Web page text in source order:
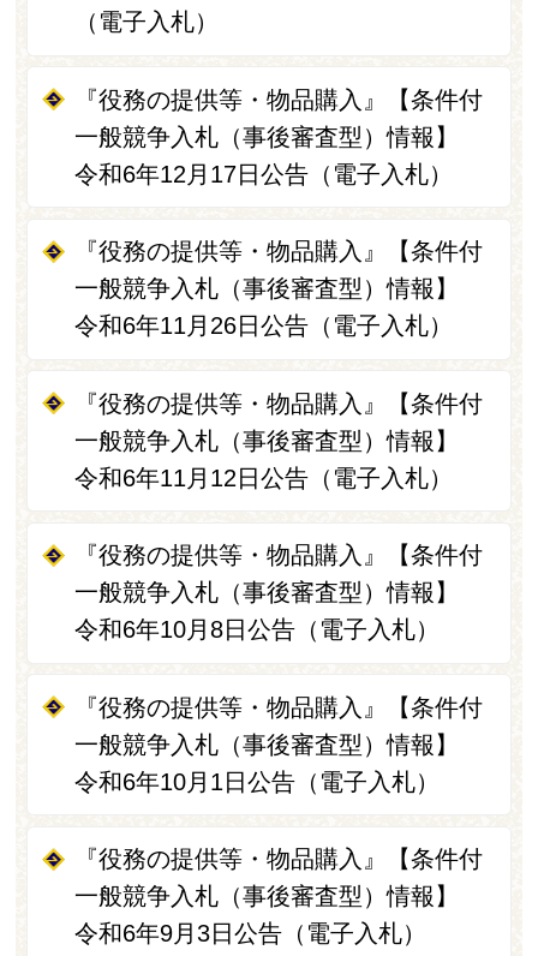
（電子入札）
『役務の提供等・物品購入』【条件付
一般競争入札（事後審査型）情報】
令和6年12月17日公告（電子入札）
『役務の提供等・物品購入』【条件付
一般競争入札（事後審査型）情報】
令和6年11月26日公告（電子入札）
『役務の提供等・物品購入』【条件付
一般競争入札（事後審査型）情報】
令和6年11月12日公告（電子入札）
『役務の提供等・物品購入』【条件付
一般競争入札（事後審査型）情報】
令和6年10月8日公告（電子入札）
『役務の提供等・物品購入』【条件付
一般競争入札（事後審査型）情報】
令和6年10月1日公告（電子入札）
『役務の提供等・物品購入』【条件付
一般競争入札（事後審査型）情報】
令和6年9月3日公告（電子入札）